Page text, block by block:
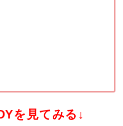
を見てみる↓